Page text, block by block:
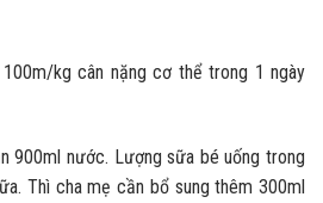
kg cân nặng cơ thể trong 1 ngày
900ml nước. Lượng sữa bé uống trong
Thì cha mẹ cần bổ sung thêm 300ml